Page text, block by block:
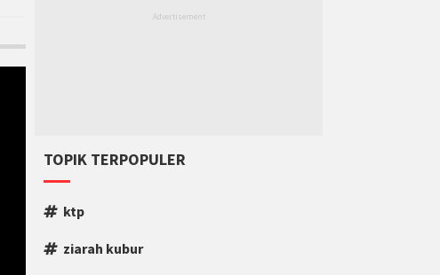
TOPIK TERPOPULER
ktp
ziarah kubur